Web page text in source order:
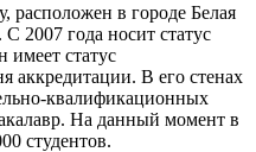
расположен в городе Белая
2007 года носит статус
имеет статус
аккредитации. В его стенах
квалификационных
На данный момент в
студентов.